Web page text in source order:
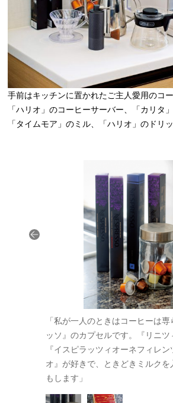
手前はキッチンに置かれたご主人愛用のコ
「ハリオ」のコーヒーサーバー、「カリタ
「タイムモア」のミル、「ハリオ」のドリッ
「私が一人のときはコーヒーは
ッソ』のカプセルです。『リニツ
『イスピラッツィオーネフィレ
オ』が好きで、ときどきミルクを
もします」